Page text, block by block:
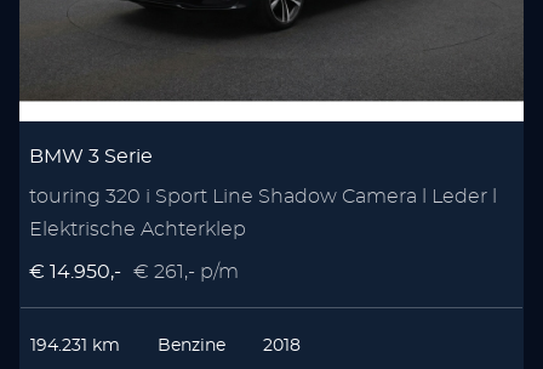
BMW 3 Serie
touring 320 i Sport Line Shadow Camera l Leder l
Elektrische Achterklep
€ 14.950,- € 261,- p/m
194.231 km Benzine 2018